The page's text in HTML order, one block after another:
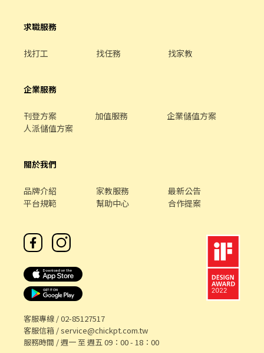
善，依努力及成果將有升遷加薪的機會 ▪享有完善的福利制度，加
班費為5分鐘為單位計算，重視員工的辛勤付出 ▪計畫拓展全台
保障 ①加班費(以5分鐘為單位計算) ②勞保、健保、意外險 ③每月
求職服務
找打工 找任務 找家教
企業服務
刊登方案 加值服務
企業儲值方案
人派儲值方案
關於我們
品牌介紹 家教服務
最新公告
平台規範
幫助中心 合作提案
客服專線 /02-85127517
客服信箱 /service@chickpt.com.tw
服務時間 / 週一 至 週五 09：00 - 18：00